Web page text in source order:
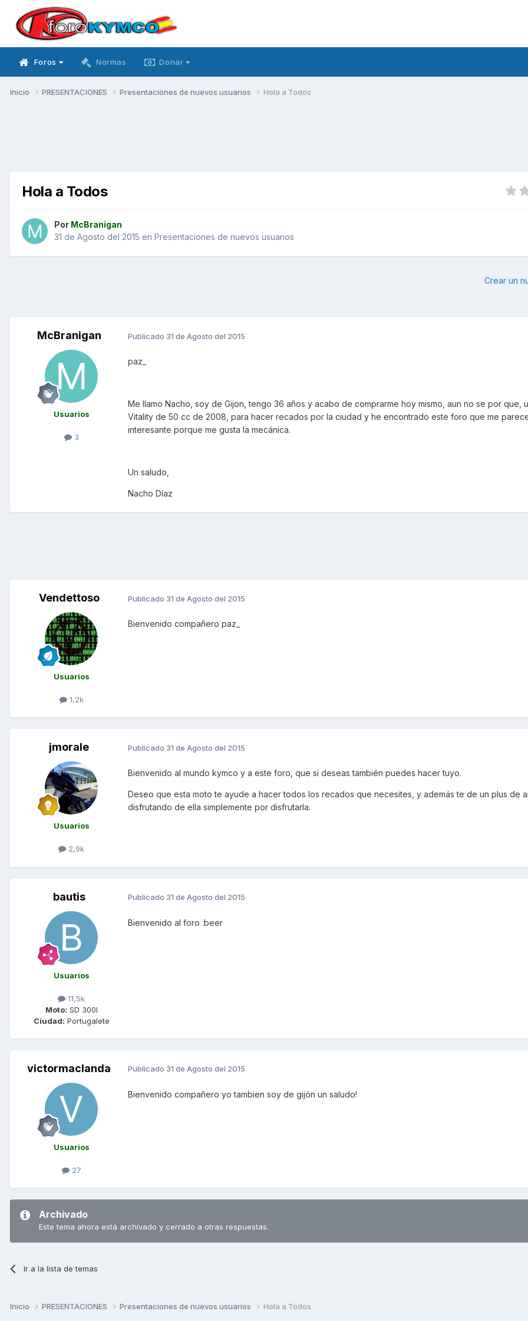
Foros Normas Donar
Inicio PRESENTACIONES Presentaciones de nuevos usuarios Hola a Todos
Hola a Todos
Por McBranigan
31 de Agosto del 2015 en Presentaciones de nuevos usuarios
Crear un
McBranigan
Usuarios
3
Publicado 31 de Agosto del 2015
paz_
Me llamo Nacho, soy de Gijon, tengo 36 años y acabo de comprarme hoy mismo, aun no se por que,
Vitality de 50 cc de 2008, para hacer recados por la ciudad y he encontrado este foro que me
interesante porque me gusta la mecánica.
Un saludo,
Nacho Díaz
Vendettoso
Usuarios
1,2k
Publicado 31 de Agosto del 2015
Bienvenido compañero paz_
jmorale
Usuarios
2,9k
Publicado 31 de Agosto del 2015
Bienvenido al mundo kymco y a este foro, que si deseas también puedes hacer tuyo.
Deseo que esta moto te ayude a hacer todos los recados que necesites, y además te de un plus de
disfrutando de ella simplemente por disfrutarla.
bautis
Usuarios
11,5k
Moto: SD 300I
Ciudad: Portugalete
Publicado 31 de Agosto del 2015
Bienvenido al foro :beer
victormaclanda
Usuarios
27
Publicado 31 de Agosto del 2015
Bienvenido compañero yo tambien soy de gijón un saludo!
Archivado
Este tema ahora está archivado y cerrado a otras respuestas.
Ir a la lista de temas
Inicio PRESENTACIONES Presentaciones de nuevos usuarios Hola a Todos